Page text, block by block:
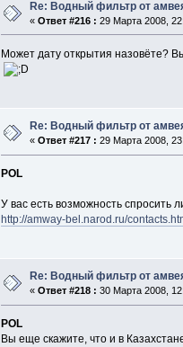
Re: Водный фильтр от
«Ответ #216 : 29 Марта 2008,
Может дату открытия назовёте?
Re: Водный фильтр от
«Ответ #217 : 29 Марта 2008,
POL
У вас есть возможность спросить
http://amway-bel.narod.ru/
Re: Водный фильтр от
«Ответ #218 : 30 Марта 2008,
POL
Вы еще скажите, что и в